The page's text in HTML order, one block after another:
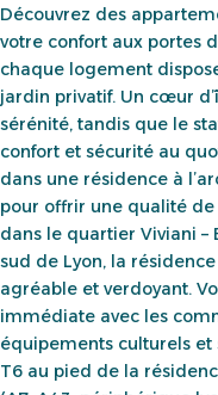
Découvrez des
votre confort aux portes
chaque logement
jardin privatif. Un cœur
sérénité, tandis que le
confort et sécurité au
dans une résidence à
pour offrir une qualité de
dans le quartier Viviani –
sud de Lyon, la
agréable et verdoyant.
immédiate avec les
équipements culturels
T6 au pied de la